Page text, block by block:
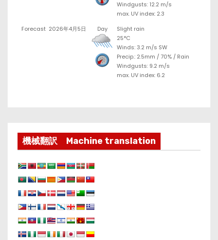
Windgusts: 12.2 m/s
max. UV index: 2.3
Forecast 2026年4月5日 Day
Slight rain
25°C
Winds: 3.2 m/s SW
Precip.: 2.5mm /70% / Rain
Windgusts: 9.2 m/s
max. UV index: 6.2
機械翻訳 Machine translation